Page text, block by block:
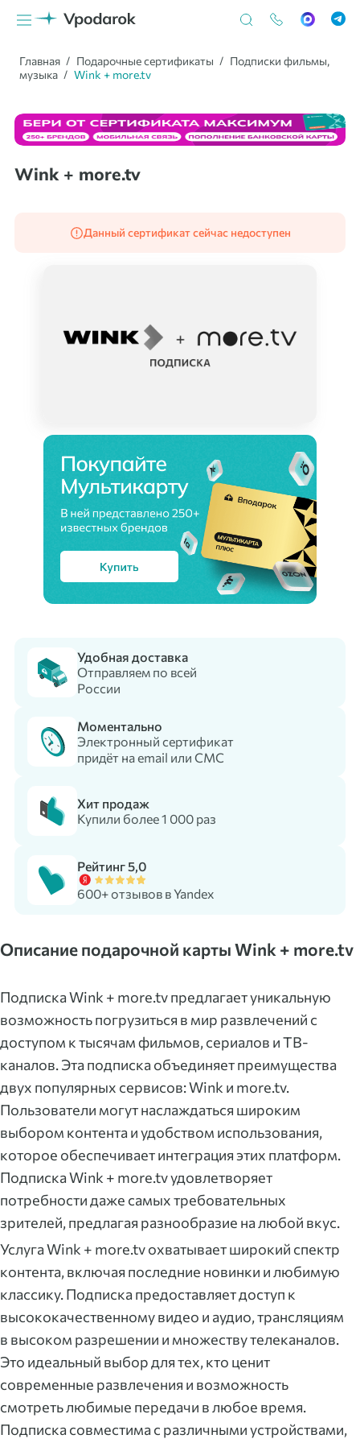
Главная Подарочные сертификаты
Подписки фильмы,
музыка
Wink + more.tv
Wink + more.tv
Данный сертификат сейчас недоступен
Удобная доставка
Отправляем по всей
России
Моментально
Электронный сертификат
придёт на email или СМС
Хит продаж
Купили более 1 000 раз
Рейтинг 5,0
600+ отзывов в Yandex
Описание подарочной карты Wink + more.tv
Подписка Wink + more.tv предлагает уникальную
возможность погрузиться в мир развлечений с
доступом к тысячам фильмов, сериалов и ТВ-
каналов. Эта подписка объединяет преимущества
двух популярных сервисов: Wink и more.tv.
Пользователи могут наслаждаться широким
выбором контента и удобством использования,
которое обеспечивает интеграция этих платформ.
Подписка Wink + more.tv удовлетворяет
потребности даже самых требовательных
зрителей, предлагая разнообразие на любой вкус.
Услуга Wink + more.tv охватывает широкий спектр
контента, включая последние новинки и любимую
классику. Подписка предоставляет доступ к
высококачественному видео и аудио, трансляциям
в высоком разрешении и множеству телеканалов.
Это идеальный выбор для тех, кто ценит
современные развлечения и возможность
смотреть любимые передачи в любое время.
Подписка совместима с различными устройствами,